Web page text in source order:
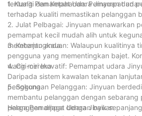
tentang Pemampat Udara Jinyuan dan
1. Kualiti dan Ketahanan: Pemampat
terhadap kualiti memastikan pelanggan
2. Julat Pelbagai: Jinyuan menawarkan
pemampat kecil mudah alih untuk
membantu anda.
3. Keterjangkauan: Walaupun kualitinya
pengguna yang mementingkan bajet.
wang mereka.
4. Ciri-ciri Inovatif: Pemampat udara
Daripada sistem kawalan tekanan
pengguna.
5. Sokongan Pelanggan: Jinyuan
membantu pelanggan dengan
pelanggan dijaga dengan baik
Harga Pemampat Udara Jinyuan